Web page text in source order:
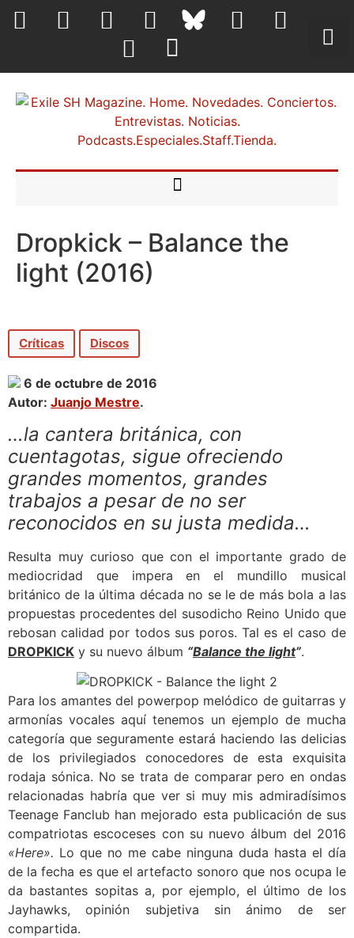
Dropkick – Balance the
light (2016)
Críticas Discos
6 de octubre de 2016
Autor: Juanjo Mestre.
…la cantera británica, con
cuentagotas, sigue ofreciendo
grandes momentos, grandes
trabajos a pesar de no ser
reconocidos en su justa medida…
Resulta muy curioso que con el importante grado de
mediocridad que impera en el mundillo musical
británico de la última década no se le de más bola a las
propuestas procedentes del susodicho Reino Unido que
rebosan calidad por todos sus poros. Tal es el caso de
DROPKICK y su nuevo álbum “Balance the light”.
Para los amantes del powerpop melódico de guitarras y
armonías vocales aquí tenemos un ejemplo de mucha
categoría que seguramente estará haciendo las delicias
de los privilegiados conocedores de esta exquisita
rodaja sónica. No se trata de comparar pero en ondas
relacionadas habría que ver si muy mis admiradísimos
Teenage Fanclub han mejorado esta publicación de sus
compatriotas escoceses con su nuevo álbum del 2016
«Here». Lo que no me cabe ninguna duda hasta el día
de la fecha es que el artefacto sonoro que nos ocupa le
da bastantes sopitas a, por ejemplo, el último de los
Jayhawks, opinión subjetiva sin ánimo de ser
compartida.